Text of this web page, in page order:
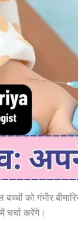
को गंभीर
चर्चा करेंगे।